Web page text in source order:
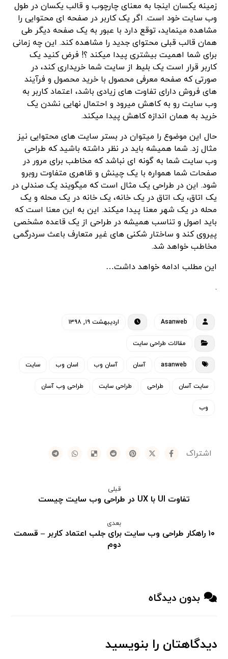
زمینه یکسان اینجا به معنای چارچوب و قالب یکسان در طول
وب سایت خود است. اگر یک کاربر در صفحه ای محتوایی را
مشاهده مینماید، توقع دارد با عبور به یک صفحه دیگر طی
همان قالب قبلی محتوای جدید را مشاهده کند. این چه زمانی
برای شما اهمیت بیشتری پیدا میکند ؟! فرض کنید یک
کاربر قرار است یک بلیط از سایت شما خریداری کند، در
صورتی که صفحه معرفی محصول با خرید محصول و فرآیند
های فروش دارای تفاوت های زیادی باشد، اعتماد کاربر به
وب سایت رو به کاهش میرود و احتمال نهایی نشدن یک
خرید به همان اندازه کاهش پیدا میکند.
حال این موضوع را میتوان در بستر سایت های محتوایی نیز
مثال زد. شما همیشه باید در نظر داشته باشید که طراحی
وب سایت شما به گونه ای نباشد که مخاطب برای مرور در
صفحات شما همواره با یک چینش و ظاهری متفاوت روبرو
شود. این در طراحی یک مثال است که میگویند یک صندلی در
یک اتاق، یک اتاق در یک خانه، یک خانه در یک محله و یک
محله در یک شهر معنا پیدا میکند. این به این معنا است که
باید اصول و تناسب همیشه در طراحی از یک قاعده مشخصی
پیروی کند و ساختار شکنی های غیر متعارف باعث سردرگمی
مخاطب خواهد شد.
این مطلب ادامه خواهد داشت…
.
Asanweb اردیبهشت ۱۹, ۱۳۹۸
مقالات طراحی سایت
asanweb آسان آسان وب اسان وب سایت
سایت آسان طراحی طراحی سایت طراحی وب آسان
وب
قبلی
تفاوت UI با UX در طراحی وب سایت چیست
بعدی
۱۰ راهکار طراحی وب سایت برای جلب اعتماد کاربر – قسمت
دوم
بدون دیدگاه
دیدگاهتان را بنویسید